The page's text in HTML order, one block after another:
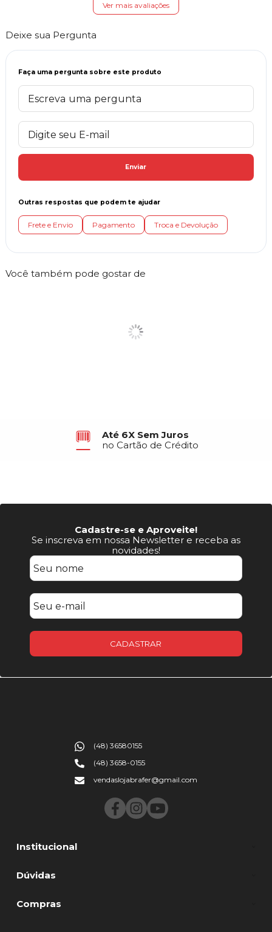
Ver mais avaliações
Deixe sua Pergunta
Faça uma pergunta sobre este produto
Enviar
Outras respostas que podem te ajudar
Frete e Envio Pagamento Troca e Devolução
Você também pode gostar de
Até 6X Sem Juros
no Cartão de Crédito
Cadastre-se e Aproveite!
Se inscreva em nossa Newsletter e receba as
novidades!
CADASTRAR
Institucional
Dúvidas
Compras
(48) 36580155
(48) 3658-0155
vendaslojabrafer@gmail.com